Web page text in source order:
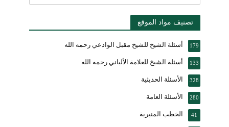
تصنيف مواد الموقع
أسئلة الشيخ للشيخ مقبل الوادعي رحمه الله 179
أسئلة الشيخ للعلامة الألباني رحمه الله 133
الأسئلة الحديثية 328
الأسئلة العامة 280
الخطب المنبرية 41